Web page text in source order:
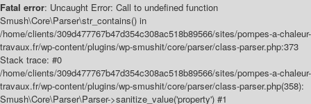
Fatal error: Uncaught Error: Call to undefined function
Smush\Core\Parser\str_contains() in
/home/clients/309d477767b47d354c308ac518b89566/sites/pompes-a-chaleur-
travaux.fr/wp-content/plugins/wp-smushit/core/parser/class-parser.php:373
Stack trace: #0
/home/clients/309d477767b47d354c308ac518b89566/sites/pompes-a-chaleur-
travaux.fr/wp-content/plugins/wp-smushit/core/parser/class-parser.php(358):
Smush\Core\Parser\Parser->sanitize_value('property') #1